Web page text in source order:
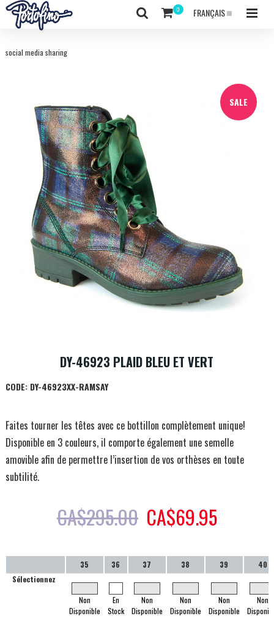
FRANÇAIS
social media sharing
SALE
DY-46923 PLAID BLEU ET VERT
CODE:DY-46923XX-RAMSAY
Faites tourner les têtes avec ce bottillon complètement unique!
Disponible en 3 couleurs, il comporte également une semelle
amovible afin de permettre l’insertion de vos orthèses en toute
subtilité.
CA$295.00 CA$69.95
35 36 37 38 39
40
Sélectionnez
Non
Disponible
En
Stock
Non
Disponible
Non
Disponible
Non
Disponible
Non